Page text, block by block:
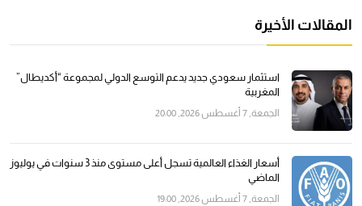
المقالات الأخيرة
استثمار سعودي جديد يدعم التوسع الدولي لمجموعة “أكديطال”
المغربية
الجمعة, 7 أغسطس 2026, 20:00
أسعار الغذاء العالمية تسجل أعلى مستوى منذ 3 سنوات في يوليوز
الماضي
الجمعة, 7 أغسطس 2026, 19:00